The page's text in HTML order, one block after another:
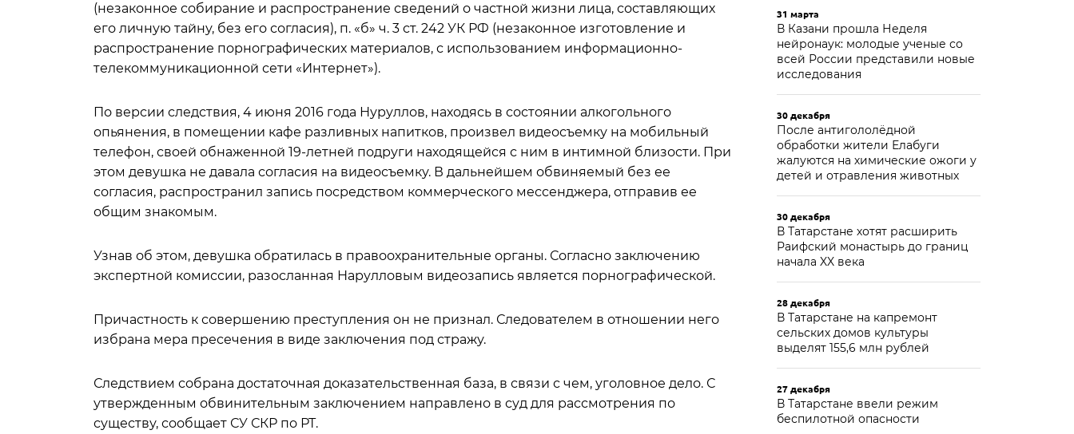
(незаконное собирание и распространение сведений о частной жизни лица, составляющих
его личную тайну, без его согласия), п. «б» ч. 3 ст. 242 УК РФ (незаконное изготовление и
распространение порнографических материалов, с использованием информационно-
телекоммуникационной сети «Интернет»).
По версии следствия, 4 июня 2016 года Нуруллов, находясь в состоянии алкогольного
опьянения, в помещении кафе разливных напитков, произвел видеосъемку на мобильный
телефон, своей обнаженной 19-летней подруги находящейся с ним в интимной близости. При
этом девушка не давала согласия на видеосъемку. В дальнейшем обвиняемый без ее
согласия, распространил запись посредством коммерческого мессенджера, отправив ее
общим знакомым.
Узнав об этом, девушка обратилась в правоохранительные органы. Согласно заключению
экспертной комиссии, разосланная Нарулловым видеозапись является порнографической.
Причастность к совершению преступления он не признал. Следователем в отношении него
избрана мера пресечения в виде заключения под стражу.
Следствием собрана достаточная доказательственная база, в связи с чем, уголовное дело. С
утвержденным обвинительным заключением направлено в суд для рассмотрения по
существу, сообщает СУ СКР по РТ.
31 марта
В Казани прошла Неделя
нейронаук: молодые ученые со
всей России представили новые
исследования
30 декабря
После антигололёдной
обработки жители Елабуги
жалуются на химические ожоги у
детей и отравления животных
30 декабря
В Татарстане хотят расширить
Раифский монастырь до границ
начала XX века
28 декабря
В Татарстане на капремонт
сельских домов культуры
выделят 155,6 млн рублей
27 декабря
В Татарстане ввели режим
беспилотной опасности